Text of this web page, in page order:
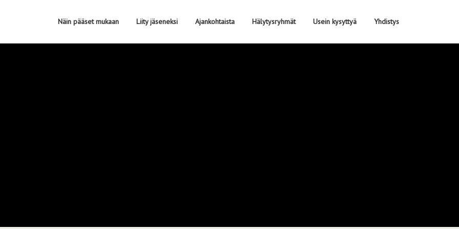
Näin pääset mukaan Liity jäseneksi Ajankohtaista Hälytysryhmät Usein kysyttyä Yhdistys